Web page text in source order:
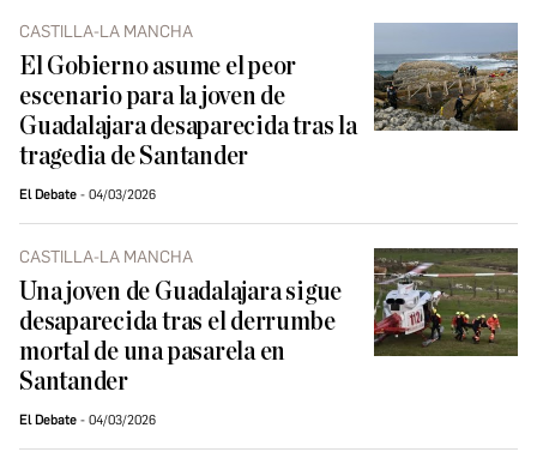
CASTILLA-LA MANCHA
El Gobierno asume el peor
escenario para la joven de
Guadalajara desaparecida tras la
tragedia de Santander
El Debate 04/03/2026
CASTILLA-LA MANCHA
Una joven de Guadalajara sigue
desaparecida tras el derrumbe
mortal de una pasarela en
Santander
El Debate 04/03/2026